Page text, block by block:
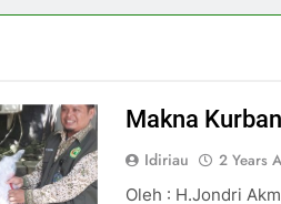
Makna
Idiriau 2 Years
Oleh : H.Jondri